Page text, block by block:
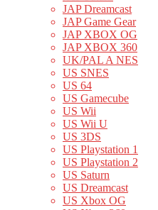
JAP Dreamcast
JAP Game Gear
JAP XBOX OG
JAP XBOX 360
UK/PAL A NES
US SNES
US 64
US Gamecube
US Wii
US Wii U
US 3DS
US Playstation 1
US Playstation 2
US Saturn
US Dreamcast
US Xbox OG